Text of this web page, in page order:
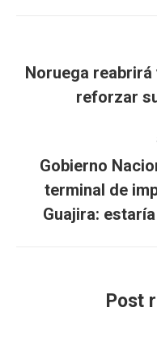
entre
publicaciones
Noruega
reforzar
Gobierno
terminal de
Guajira:
Post